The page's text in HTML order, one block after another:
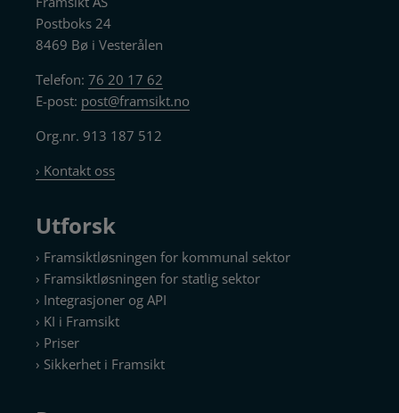
Postboks 24
8469 Bø i Vesterålen
Telefon:76 20 17 62
E-post: post@framsikt.no
Org.nr. 913 187 512
› Kontakt oss
Utforsk
› Framsiktløsningen for kommunal sektor
› Framsiktløsningen for statlig sektor
› Integrasjoner og API
› KI i Framsikt
› Priser
› Sikkerhet i Framsikt